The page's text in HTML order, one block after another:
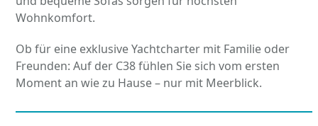
Wohnkomfort.
Ob für eine exklusive Yachtcharter mit Familie oder
Freunden: Auf der C38 fühlen Sie sich vom ersten
Moment an wie zu Hause – nur mit Meerblick.